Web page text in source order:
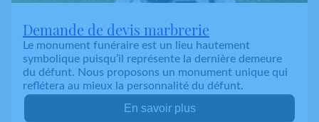
Demande de devis marbrerie
Le monument funéraire est un lieu hautement
symbolique puisqu’il représente la dernière demeure
du défunt. Nous proposons un monument unique qui
reflétera au mieux la personnalité du défunt.
En savoir plus